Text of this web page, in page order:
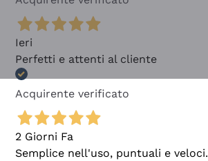
Ieri
Perfetti e attenti al cliente
Acquirente verificato
2 Giorni Fa
Semplice nell'uso, puntuali e veloci.